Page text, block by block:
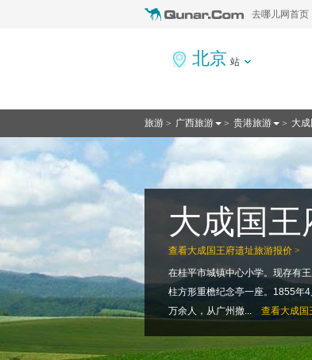
去哪儿网首页
北京 站
旅游 > 广西旅游 > 贵港旅游 > 大
查看大成国王府遗址旅游报价 >
大成国王
在桂平市城镇中心小学。现存有
柱方形重檐纪念亭一座。1855年
万余人，从广州撤...
查看大成国